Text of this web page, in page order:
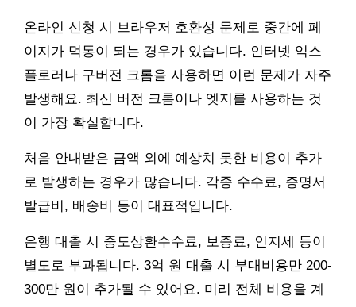
온라인 신청 시 브라우저 호환성 문제로 중간에 페
이지가 먹통이 되는 경우가 있습니다. 인터넷 익스
플로러나 구버전 크롬을 사용하면 이런 문제가 자주
발생해요. 최신 버전 크롬이나 엣지를 사용하는 것
이 가장 확실합니다.
처음 안내받은 금액 외에 예상치 못한 비용이 추가
로 발생하는 경우가 많습니다. 각종 수수료, 증명서
발급비, 배송비 등이 대표적입니다.
은행 대출 시 중도상환수수료, 보증료, 인지세 등이
별도로 부과됩니다. 3억 원 대출 시 부대비용만 200-
300만 원이 추가될 수 있어요. 미리 전체 비용을 계